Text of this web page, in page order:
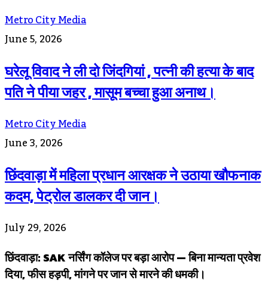
Metro City Media
June 5, 2026
घरेलू विवाद ने ली दो जिंदगियां , पत्नी की हत्या के बाद
पति ने पीया जहर , मासूम बच्चा हुआ अनाथ।
Metro City Media
June 3, 2026
छिंदवाड़ा में महिला प्रधान आरक्षक ने उठाया खौफनाक
कदम, पेट्रोल डालकर दी जान।
July 29, 2026
छिंदवाड़ा: SAK नर्सिंग कॉलेज पर बड़ा आरोप — बिना मान्यता प्रवेश
दिया, फीस हड़पी, मांगने पर जान से मारने की धमकी।